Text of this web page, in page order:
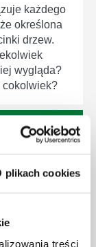
plikach cookies
treści
każdego
określona
drzew.
wygląda?
cokolwiek?
wygląda